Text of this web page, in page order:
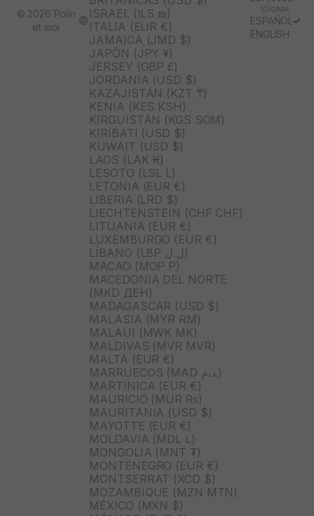
ISRAEL (ILS ₪)
ITALIA (EUR €)
JAMAICA (JMD $)
JAPÓN (JPY ¥)
JERSEY (GBP £)
JORDANIA (USD $)
KAZAJISTÁN (KZT ₸)
KENIA (KES KSH)
KIRGUISTÁN (KGS SOM)
KIRIBATI (USD $)
KUWAIT (USD $)
LAOS (LAK ₭)
LESOTO (LSL L)
LETONIA (EUR €)
LIBERIA (LRD $)
LIECHTENSTEIN (CHF CHF)
LITUANIA (EUR €)
LUXEMBURGO (EUR €)
LÍBANO (LBP ل.ل)
MACAO (MOP P)
MACEDONIA DEL NORTE
(MKD ДЕН)
MADAGASCAR (USD $)
MALASIA (MYR RM)
MALAUI (MWK MK)
MALDIVAS (MVR MVR)
MALTA (EUR €)
MARRUECOS (MAD د.م.)
MARTINICA (EUR €)
MAURICIO (MUR ₨)
MAURITANIA (USD $)
MAYOTTE (EUR €)
MOLDAVIA (MDL L)
MONGOLIA (MNT ₮)
MONTENEGRO (EUR €)
MONTSERRAT (XCD $)
MOZAMBIQUE (MZN MTN)
MÉXICO (MXN $)
IDIOMA
ESPAÑOL
ENGLISH
© 2026 Polín
et moi